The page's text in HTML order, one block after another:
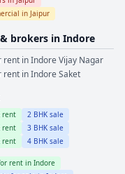
in Jaipur
brokers in Indore
rent inIndoreVijay Nagar
rent inIndoreSaket
rent 2 BHK sale
rent 3 BHK sale
rent 4 BHK sale
rent in Indore